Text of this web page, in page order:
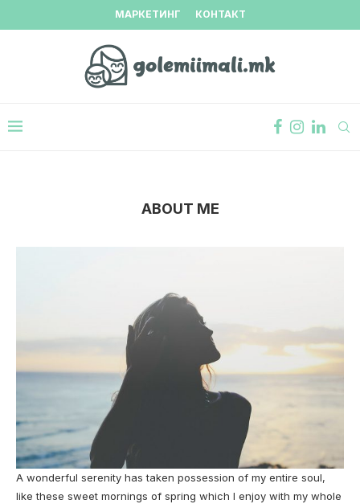
МАРКЕТИНГ КОНТАКТ
ABOUT ME
A wonderful serenity has taken possession of my entire soul,
like these sweet mornings of spring which I enjoy with my whole